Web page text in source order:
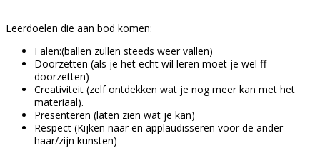
Leerdoelen die aan bod komen:
Falen:(ballen zullen steeds weer vallen)
Doorzetten (als je het echt wil leren moet je wel ff
doorzetten)
Creativiteit (zelf ontdekken wat je nog meer kan met het
materiaal).
Presenteren (laten zien wat je kan)
Respect (Kijken naar en applaudisseren voor de ander
haar/zijn kunsten)